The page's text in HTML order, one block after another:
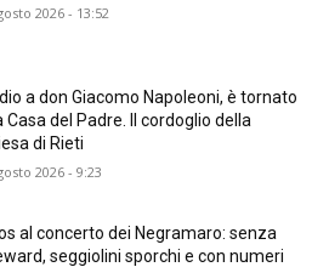
2026 - 13:52
a don Giacomo Napoleoni, è tornato
Casa del Padre. Il cordoglio della
di Rieti
2026 - 9:23
al concerto dei Negramaro: senza
seggiolini sporchi e con numeri